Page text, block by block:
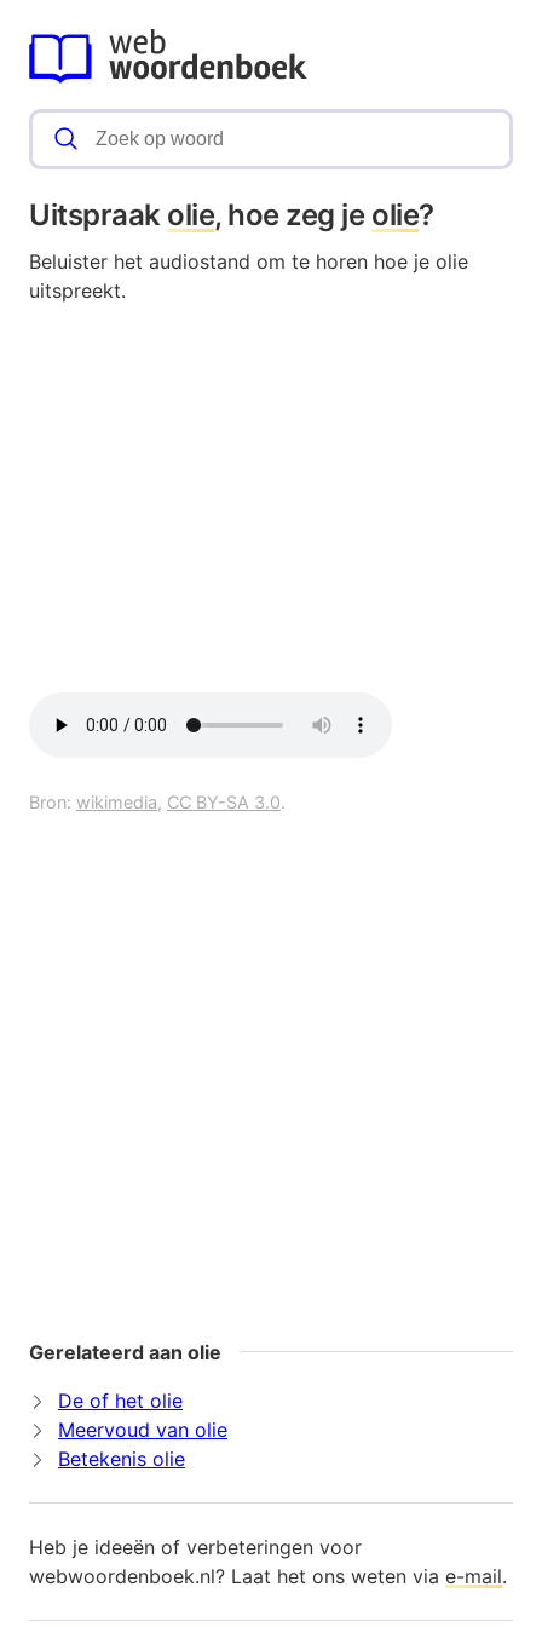
Uitspraak olie, hoe zeg je olie?
Beluister het audiostand om te horen hoe je olie
uitspreekt.
Bron: wikimedia, CC BY-SA 3.0.
Gerelateerd aan olie
De of het olie
Meervoud van olie
Betekenis olie
Heb je ideeën of verbeteringen voor
webwoordenboek.nl? Laat het ons weten via e-mail.